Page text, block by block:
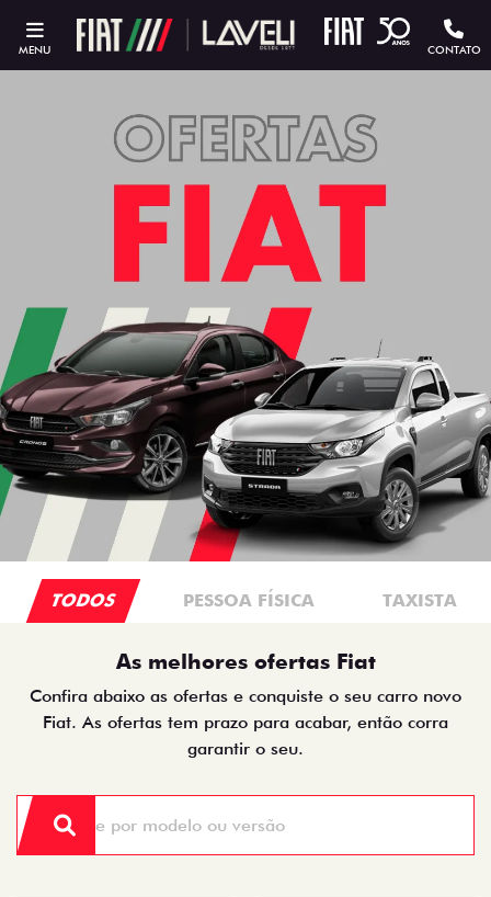
MENU CONTATO
TODOS PESSOA FÍSICA TAXISTA
As melhores ofertas Fiat
Confira abaixo as ofertas e conquiste o seu carro novo
Fiat. As ofertas tem prazo para acabar, então corra
garantir o seu.